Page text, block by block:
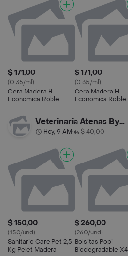
$ 171,00
(0.35/ml)
Cera Madera H
Economica Roble
$ 171,00
(0.35/ml)
Cera Madera H
Economica Roble
Veterinaria Atenas By Palermo
Hoy, 9 AM• $ 40,00
$ 150,00
(150/und)
Sanitario Care Pet 2,5
Kg Pelet Madera
$ 260,00
(260/und)
Bolsitas Popi
Biodegradable X4